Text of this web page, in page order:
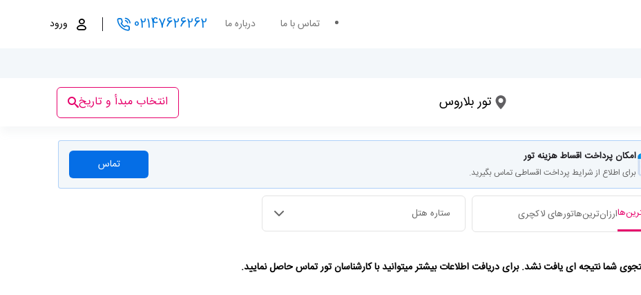
تماس با ما درباره ما 02147626262 ورود
تور بلاروس انتخاب مبدأ و تاریخ
امکان پرداخت اقساط هزینه تور
برای اطلاع از شرایط پرداخت اقساطی تماس بگیرید. تماس
ارزان‌ترین‌هاتورهای لاکچری ستاره هتل
شما نتیجه ای یافت نشد. برای دریافت اطلاعات بیشتر میتوانید با کارشناسان تور تماس حاصل نمایید.